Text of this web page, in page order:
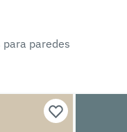
paredes